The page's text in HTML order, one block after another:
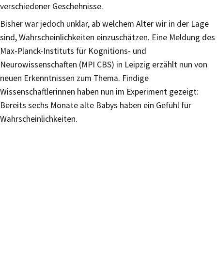
verschiedener Geschehnisse.
Bisher war jedoch unklar, ab welchem Alter wir in der Lage
sind, Wahrscheinlichkeiten einzuschätzen. Eine Meldung des
Max-Planck-Instituts für Kognitions- und
Neurowissenschaften (MPI CBS) in Leipzig erzählt nun von
neuen Erkenntnissen zum Thema. Findige
Wissenschaftlerinnen haben nun im Experiment gezeigt:
Bereits sechs Monate alte Babys haben ein Gefühl für
Wahrscheinlichkeiten.